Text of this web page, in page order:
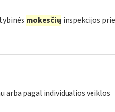
mokesčių inspekcijos prie
arba pagal individualios veiklos